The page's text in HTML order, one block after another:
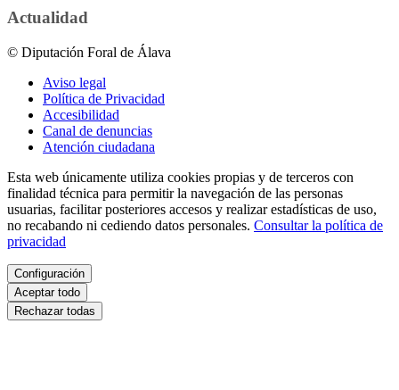
Actualidad
© Diputación Foral de Álava
Aviso legal
Política de Privacidad
Accesibilidad
Canal de denuncias
Atención ciudadana
Esta web únicamente utiliza cookies propias y de terceros con
finalidad técnica para permitir la navegación de las personas
usuarias, facilitar posteriores accesos y realizar estadísticas de uso,
no recabando ni cediendo datos personales. Consultar la política de
privacidad
Configuración
Aceptar todo
Rechazar todas